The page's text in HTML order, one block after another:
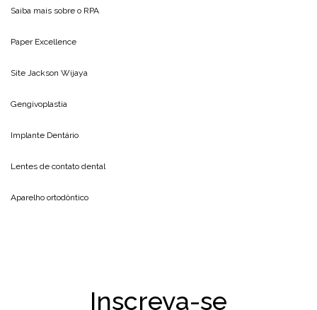
Saiba mais sobre o RPA
Paper Excellence
Site Jackson Wijaya
Gengivoplastia
Implante Dentário
Lentes de contato dental
Aparelho ortodôntico
Inscreva-se